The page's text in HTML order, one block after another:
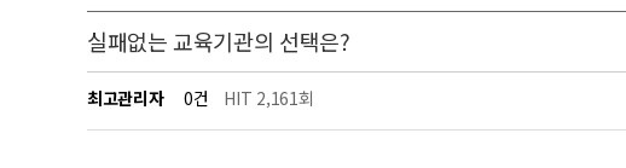
실패없는 교육기관의 선택은?
최고관리자 0건 HIT 2,161회